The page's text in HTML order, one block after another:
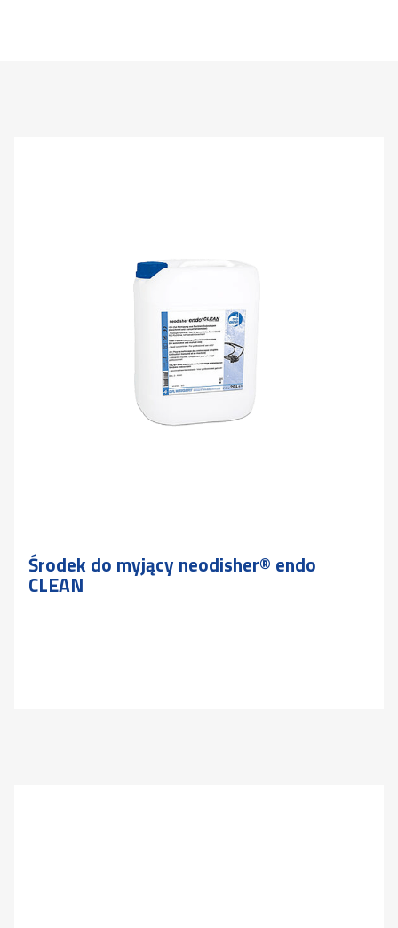
Środek do myjący neodisher® endo
CLEAN